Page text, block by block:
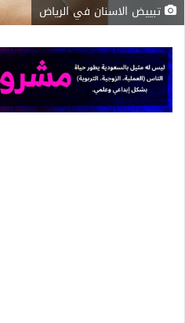
تبييض الاسنان في الرياض